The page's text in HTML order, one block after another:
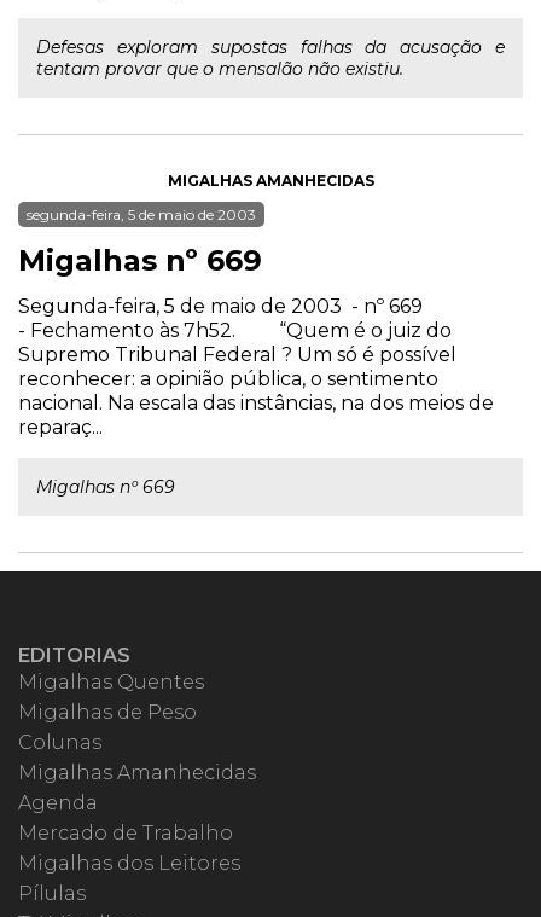
Defesas exploram supostas falhas da acusação e
tentam provar que o mensalão não existiu.
MIGALHAS AMANHECIDAS
segunda-feira, 5 de maio de 2003
Migalhas nº 669
Segunda-feira, 5 de maio de 2003 - nº 669
- Fechamento às 7h52. “Quem é o juiz do
Supremo Tribunal Federal ? Um só é possível
reconhecer: a opinião pública, o sentimento
nacional. Na escala das instâncias, na dos meios de
reparaç...
Migalhas nº 669
EDITORIAS
Migalhas Quentes
Migalhas de Peso
Colunas
Migalhas Amanhecidas
Agenda
Mercado de Trabalho
Migalhas dos Leitores
Pílulas